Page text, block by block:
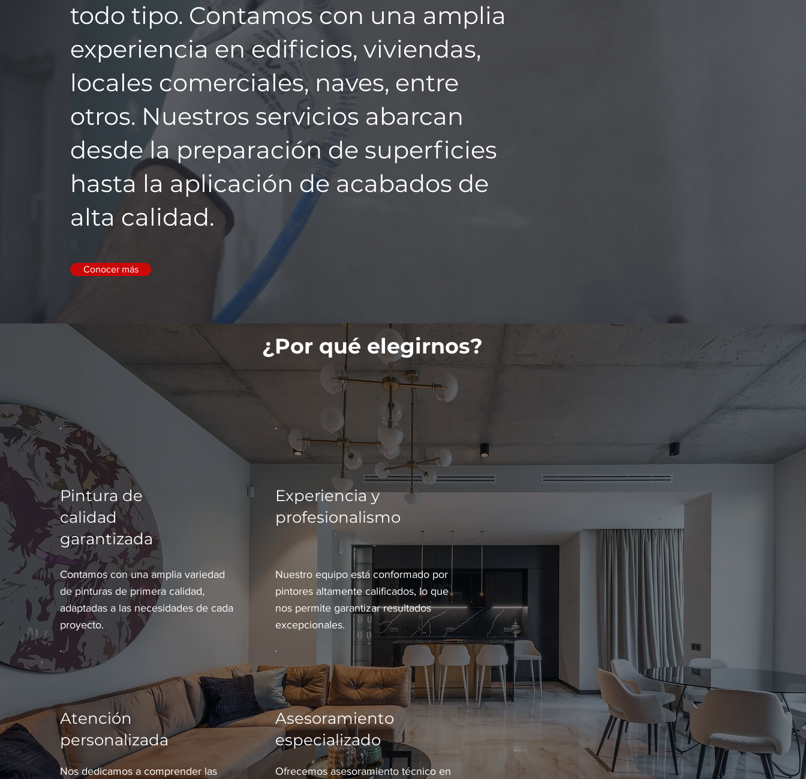
todo tipo. Contamos con una amplia
experiencia en edificios, viviendas,
locales comerciales, naves, entre
otros. Nuestros servicios abarcan
desde la preparación de superficies
hasta la aplicación de acabados de
alta calidad.
Conocer más
¿Por qué elegirnos?
Pintura de
calidad
garantizada
Contamos con una amplia variedad
de pinturas de primera calidad,
adaptadas a las necesidades de cada
proyecto.
Experiencia y
profesionalismo
Nuestro equipo está conformado por
pintores altamente calificados, lo que
nos permite garantizar resultados
excepcionales.
Atención
personalizada
Asesoramiento
especializado
Nos dedicamos a comprender las
Ofrecemos asesoramiento técnico en